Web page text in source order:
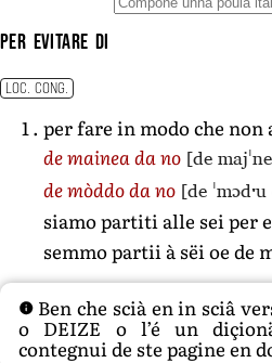
per evitare di
LOC. CONG.
per fare in modo che non
de mainea da no [de
de mòddo da no [de
siamo partiti alle sei per
semmo partii à sëi oe de
Ben che scià en in sciâ
o DEIZE o l’é un
contegnui de ste pagine en